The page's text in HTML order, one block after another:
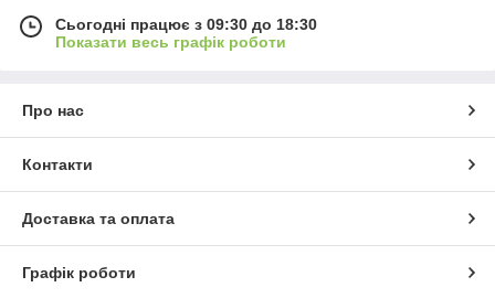
Сьогодні працює з 09:30 до 18:30
Показати весь графік роботи
Про нас
Контакти
Доставка та оплата
Графік роботи